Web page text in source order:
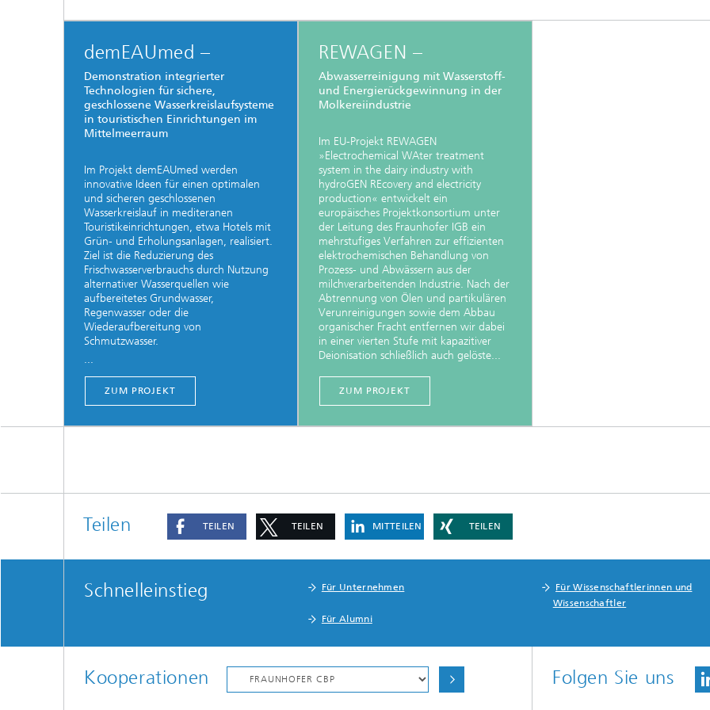
demEAUmed –
Demonstration integrierter
Technologien für sichere,
geschlossene Wasserkreislaufsysteme
in touristischen Einrichtungen im
Mittelmeerraum
Im Projekt demEAUmed werden
innovative Ideen für einen optimalen
und sicheren geschlossenen
Wasserkreislauf in mediteranen
Touristikeinrichtungen, etwa Hotels mit
Grün- und Erholungsanlagen, realisiert.
Ziel ist die Reduzierung des
Frischwasserverbrauchs durch Nutzung
alternativer Wasserquellen wie
aufbereitetes Grundwasser,
Regenwasser oder die
Wiederaufbereitung von
Schmutzwasser.
...
ZUM PROJEKT
REWAGEN –
Abwasserreinigung mit Wasserstoff-
und Energierückgewinnung in der
Molkereiindustrie
Im EU-Projekt REWAGEN
»Electrochemical WAter treatment
system in the dairy industry with
hydroGEN REcovery and electricity
production« entwickelt ein
europäisches Projektkonsortium unter
der Leitung des Fraunhofer IGB ein
mehrstufiges Verfahren zur effizienten
elektrochemischen Behandlung von
Prozess- und Abwässern aus der
milchverarbeitenden Industrie. Nach der
Abtrennung von Ölen und partikulären
Verunreinigungen sowie dem Abbau
organischer Fracht entfernen wir dabei
in einer vierten Stufe mit kapazitiver
Deionisation schließlich auch gelöste...
ZUM PROJEKT
Teilen TEILEN TEILEN MITTEILEN TEILEN
Schnelleinstieg Für Unternehmen
Für Wissenschaftlerinnen und
Wissenschaftler
Für Alumni
Kooperationen Folgen Sie uns